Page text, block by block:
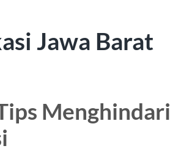
Jawa Barat
Menghindari